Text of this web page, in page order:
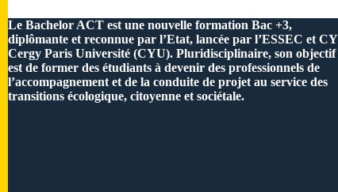
Le Bachelor ACT est une nouvelle formation Bac +3,
diplômante et reconnue par l’Etat, lancée par l’ESSEC et CY
Cergy Paris Université (CYU). Pluridisciplinaire, son objectif
est de former des étudiants à devenir des professionnels de
l’accompagnement et de la conduite de projet au service des
transitions écologique, citoyenne et sociétale.